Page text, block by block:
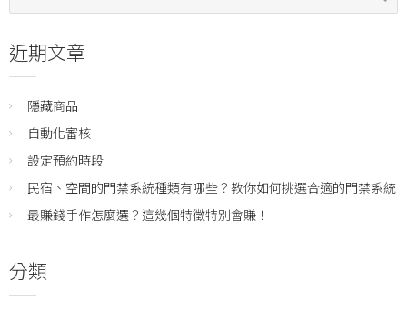
近期文章
隱藏商品
自動化審核
設定預約時段
民宿、空間的門禁系統種類有哪些？教你如何挑選合適的門禁系統
最賺錢手作怎麼選？這幾個特徵特別會賺！
分類